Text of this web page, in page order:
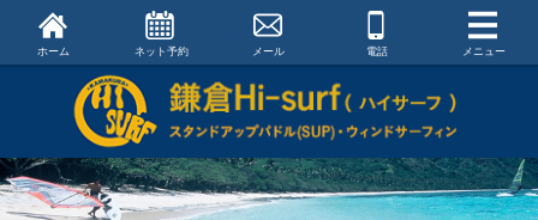
ホーム ネット予約 メール 電話 メニュー